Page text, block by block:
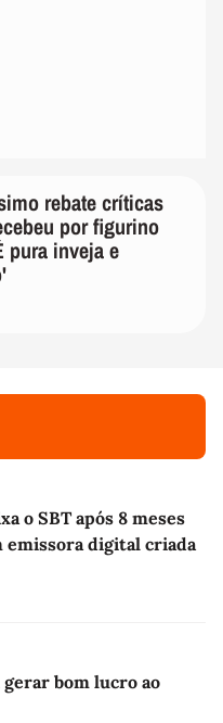
rebate críticas
por figurino
pura inveja e
o SBT após 8 meses
emissora digital criada
bom lucro ao